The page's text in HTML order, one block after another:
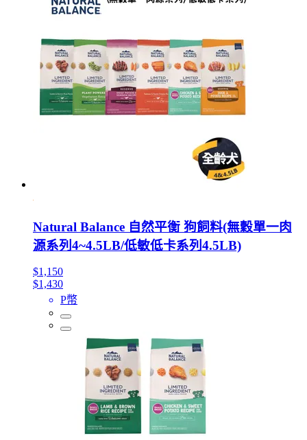
Natural Balance 自然平衡 狗飼料(無穀單一肉
源系列4~4.5LB/低敏低卡系列4.5LB)
$1,150
$1,430
P幣